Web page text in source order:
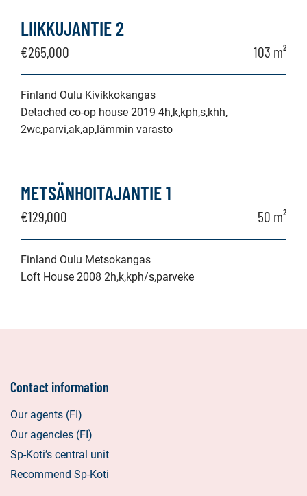
LIIKKUJANTIE 2
€265,000 103 m²
Finland Oulu Kivikkokangas
Detached co-op house 2019 4h,k,kph,s,khh,
2wc,parvi,ak,ap,lämmin varasto
METSÄNHOITAJANTIE 1
€129,000 50 m²
Finland Oulu Metsokangas
Loft House 2008 2h,k,kph/s,parveke
Contact information
Our agents (FI)
Our agencies (FI)
Sp-Koti’s central unit
Recommend Sp-Koti